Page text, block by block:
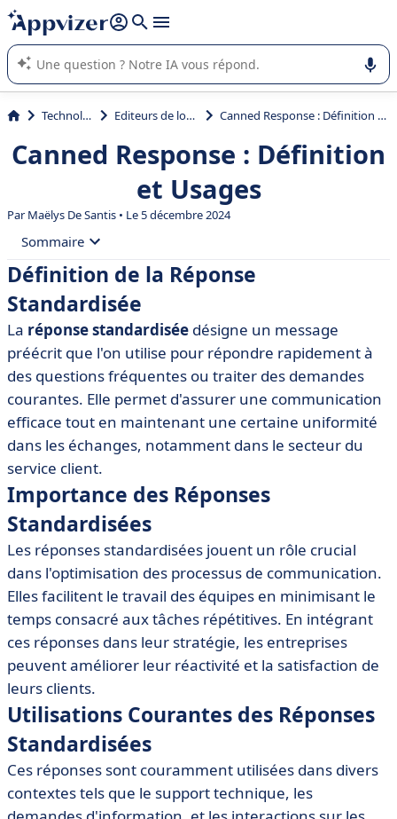
répondre (plusieurs lignes avec
L'IA de Appvizer vous guide dans l'utilisation ou la sélection de
logiciel SaaS en entreprise.
Technologie Editeurs de logiciels Canned Response : Définition et Usages
Canned Response : Définition
et Usages
ParMaëlys De Santis • Le 5 décembre 2024
Sommaire
• Définition de la Réponse Standardisée
• Importance des Réponses Standardisées
• Utilisations Courantes des Réponses Standardisées
• Avantages des Réponses Standardisées
• Meilleurs Outils pour Gérer les Réponses
Standardisées
• Conseils pour Rédiger des Réponses Standardisées
Efficaces
• Exemples de Réponses Standardisées
Définition de la Réponse
Standardisée
La réponse standardisée désigne un message
préécrit que l'on utilise pour répondre rapidement à
des questions fréquentes ou traiter des demandes
courantes. Elle permet d'assurer une communication
efficace tout en maintenant une certaine uniformité
dans les échanges, notamment dans le secteur du
service client.
Importance des Réponses
Standardisées
Les réponses standardisées jouent un rôle crucial
dans l'optimisation des processus de communication.
Elles facilitent le travail des équipes en minimisant le
temps consacré aux tâches répétitives. En intégrant
ces réponses dans leur stratégie, les entreprises
peuvent améliorer leur réactivité et la satisfaction de
leurs clients.
Utilisations Courantes des Réponses
Standardisées
Ces réponses sont couramment utilisées dans divers
contextes tels que le support technique, les